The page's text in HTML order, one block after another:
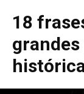
18